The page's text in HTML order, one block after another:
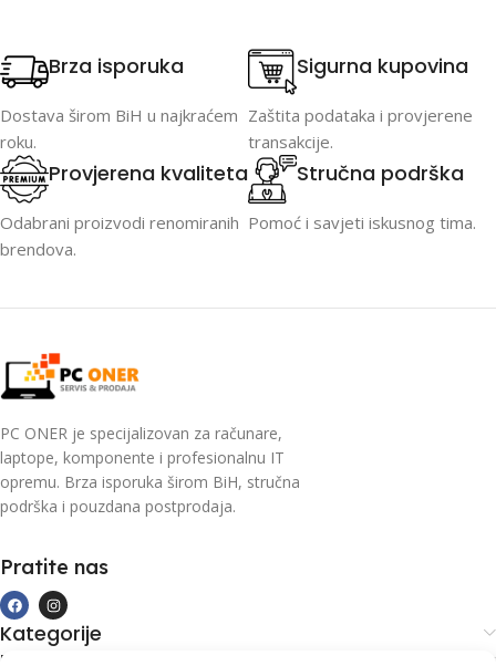
Brza isporuka
Dostava širom BiH u najkraćem
roku.
Sigurna kupovina
Zaštita podataka i provjerene
transakcije.
Provjerena kvaliteta
Odabrani proizvodi renomiranih
brendova.
Stručna podrška
Pomoć i savjeti iskusnog tima.
PC ONER je specijalizovan za računare,
laptope, komponente i profesionalnu IT
opremu. Brza isporuka širom BiH, stručna
podrška i pouzdana postprodaja.
Pratite nas
Kategorije